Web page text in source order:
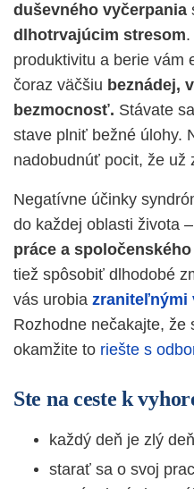
duševného vyčerpania
dlhotrvajúcim stresom
produktivitu a berie vám
čoraz väčšiu beznádej,
bezmocnosť. Stávate
stave plniť bežné úlohy.
nadobudnúť pocit, že už
Negatívne účinky
do každej oblasti života
práce a
tiež spôsobiť dlhodobé
vás urobia zraniteľnými
Rozhodne nečakajte, že
okamžite to riešte s
Ste na ceste k
každý deň je zlý deň
starať sa o svoj